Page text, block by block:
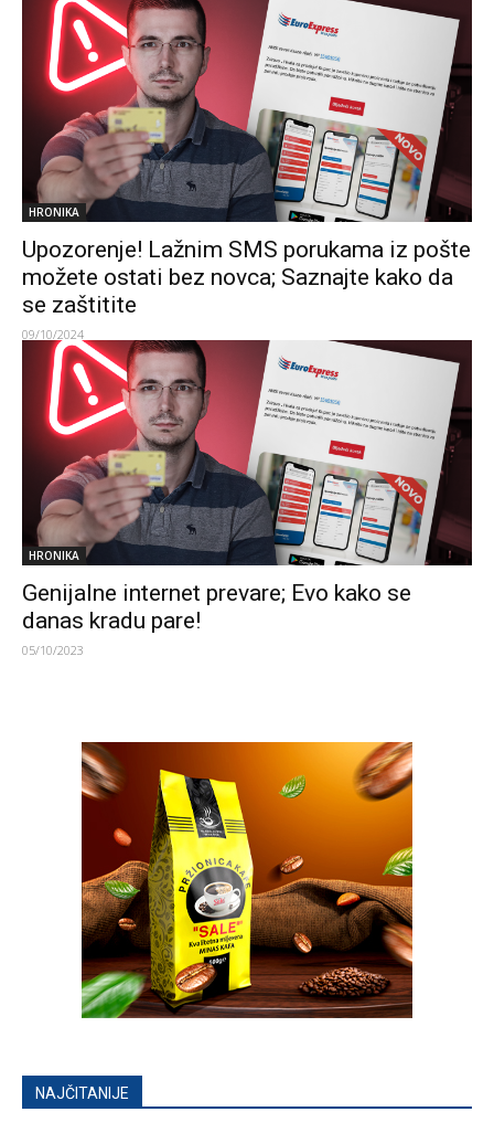
HRONIKA
Upozorenje! Lažnim SMS porukama iz pošte
možete ostati bez novca; Saznajte kako da
se zaštitite
09/10/2024
HRONIKA
Genijalne internet prevare; Evo kako se
danas kradu pare!
05/10/2023
NAJČITANIJE